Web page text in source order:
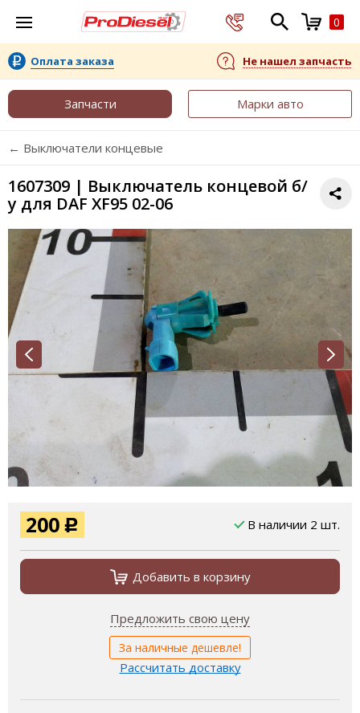
0
Оплата заказа Не нашел запчасть
Запчасти Марки авто
← Выключатели концевые
1607309 | Выключатель концевой б/
у для DAF XF95 02-06
200 Р В наличии 2 шт.
Добавить в корзину
Предложить свою цену
За наличные дешевле!
Рассчитать доставку